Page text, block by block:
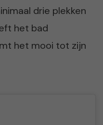
drie plekken
het bad
het mooi tot zijn